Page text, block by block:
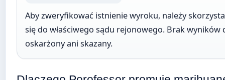
Aby zweryfikować istnienie wyroku, należy
się do właściwego sądu rejonowego. Brak
oskarżony ani skazany.